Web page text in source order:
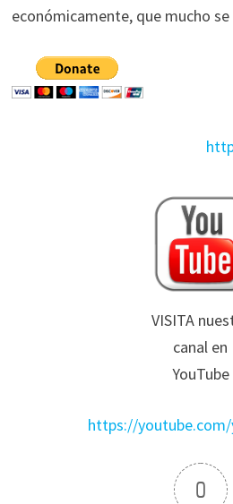
económicamente, que mucho se
VISITA
canal en
YouTube
https://
0